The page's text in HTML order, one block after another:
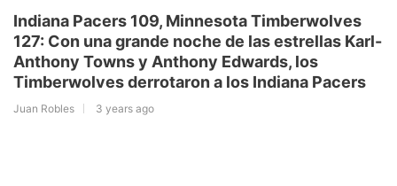
Indiana Pacers 109, Minnesota Timberwolves
127: Con una grande noche de las estrellas Karl-
Anthony Towns y Anthony Edwards, los
Timberwolves derrotaron a los Indiana Pacers
Juan Robles 3 years ago